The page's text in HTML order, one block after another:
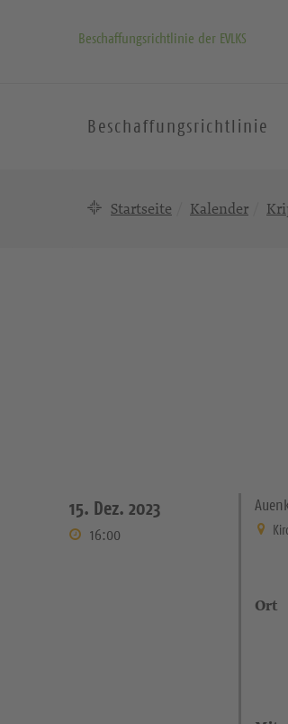
Beschaffungsrichtlinie der EVLKS
Beschaffungsrichtlinie
Startseite Kalender
15. Dez. 2023
16:00
Ort